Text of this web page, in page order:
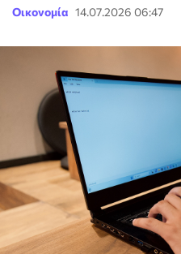
Οικονομία 14.07.2026 06:47